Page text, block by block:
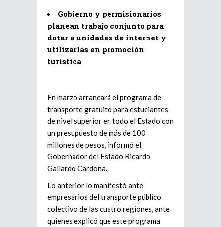
Gobierno y permisionarios
planean trabajo conjunto para
dotar a unidades de internet y
utilizarlas en promoción
turística
En marzo arrancará el programa de
transporte gratuito para estudiantes
de nivel superior en todo el Estado con
un presupuesto de más de 100
millones de pesos, informó el
Gobernador del Estado Ricardo
Gallardo Cardona.
Lo anterior lo manifestó ante
empresarios del transporte público
colectivo de las cuatro regiones, ante
quienes explicó que este programa